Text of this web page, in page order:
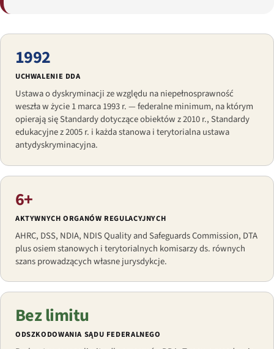
1992
UCHWALENIE DDA
Ustawa o dyskryminacji ze względu na niepełnosprawność
weszła w życie 1 marca 1993 r. — federalne minimum, na którym
opierają się Standardy dotyczące obiektów z 2010 r., Standardy
edukacyjne z 2005 r. i każda stanowa i terytorialna ustawa
antydyskryminacyjna.
6+
AKTYWNYCH ORGANÓW REGULACYJNYCH
AHRC, DSS, NDIA, NDIS Quality and Safeguards Commission, DTA
plus osiem stanowych i terytorialnych komisarzy ds. równych
szans prowadzących własne jurysdykcje.
Bez limitu
ODSZKODOWANIA SĄDU FEDERALNEGO